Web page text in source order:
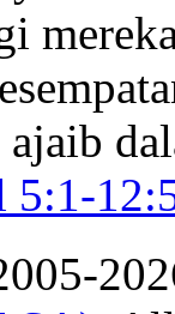
5:1-